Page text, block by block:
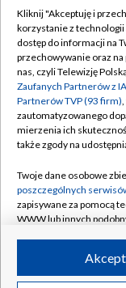
Abonament TVP
Emisja w TVP
Centrum
Naziemna
Rada
System NOS
Informacje o
Program dla prasy
©2026
Kliknij "Akceptuję i
korzystanie z
dostęp do informacji na
przechowywanie oraz
nas, czyli Telewizję
Zaufanych Partnerów z
Partnerów TVP (93 firm)
zautomatyzowanego
mierzenia ich
także zgody na
Twoje dane osobowe
poszczególnych
zapisywane za pomocą
WWW lub innych
ruchu w Internecie.